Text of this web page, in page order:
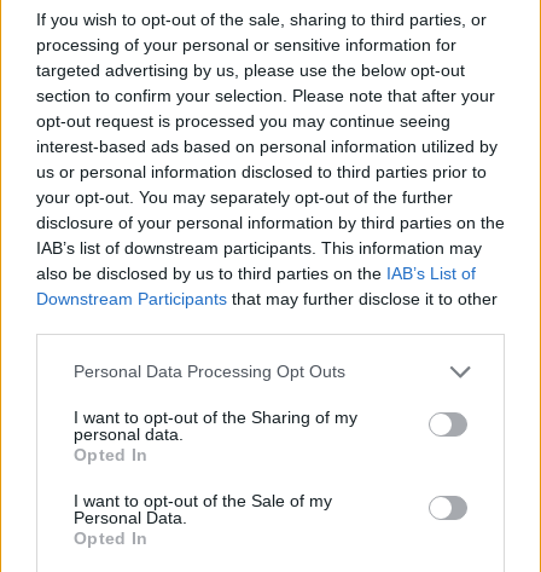
If you wish to opt-out of the sale, sharing to third parties, or
processing of your personal or sensitive information for
targeted advertising by us, please use the below opt-out
section to confirm your selection. Please note that after your
opt-out request is processed you may continue seeing
interest-based ads based on personal information utilized by
us or personal information disclosed to third parties prior to
your opt-out. You may separately opt-out of the further
disclosure of your personal information by third parties on the
IAB’s list of downstream participants. This information may
also be disclosed by us to third parties on the IAB’s List of
Downstream Participants that may further disclose it to other
Personal Data Processing Opt Outs
I want to opt-out of the Sharing of my
personal data.
Opted In
I want to opt-out of the Sale of my
Personal Data.
Opted In
olaj, vászon, 61*81 cm, j.b.l.:
Balázs J. R. 57
Kikiáltási ár:
120 000
Aukció:
238. 19. és 20. századi
festmények
Aukció időpontja: 2018-12-05
17:00
MEGTEKINTEM
olaj, falemez, 68*80 cm, j.b.l.:
Holló L.
Aukció:
festmények
Aukció időpontja: 2018-12-05
17:00
MEGTEKINTEM